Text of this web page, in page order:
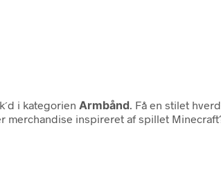
i kategorien Armbånd . Få en stilet
merchandise inspireret af spillet